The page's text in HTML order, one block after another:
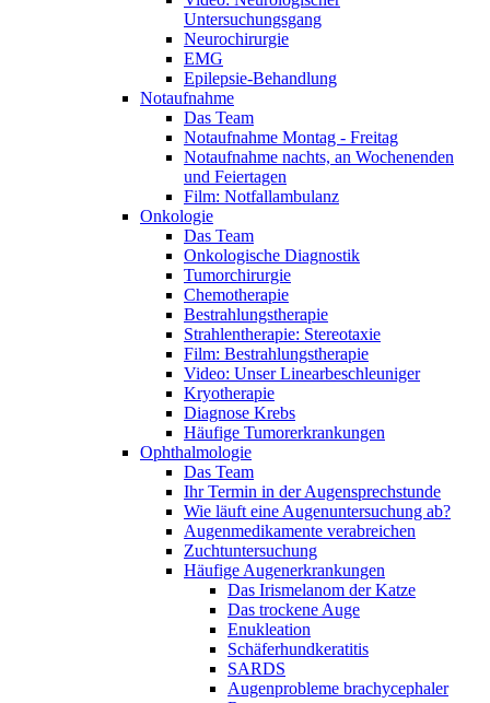
Untersuchungsgang
Neurochirurgie
EMG
Epilepsie-Behandlung
Notaufnahme
Das Team
Notaufnahme Montag - Freitag
Notaufnahme nachts, an Wochenenden
und Feiertagen
Film: Notfallambulanz
Onkologie
Das Team
Onkologische Diagnostik
Tumorchirurgie
Chemotherapie
Bestrahlungstherapie
Strahlentherapie: Stereotaxie
Film: Bestrahlungstherapie
Video: Unser Linearbeschleuniger
Kryotherapie
Diagnose Krebs
Häufige Tumorerkrankungen
Ophthalmologie
Das Team
Ihr Termin in der Augensprechstunde
Wie läuft eine Augenuntersuchung ab?
Augenmedikamente verabreichen
Zuchtuntersuchung
Häufige Augenerkrankungen
Das Irismelanom der Katze
Das trockene Auge
Enukleation
Schäferhundkeratitis
SARDS
Augenprobleme brachycephaler